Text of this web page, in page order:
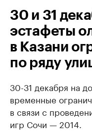
30 и 31
эстафеты
в Казани
по ряду
30-31 декабря на
временные
в связи с
игр Сочи — 2014.